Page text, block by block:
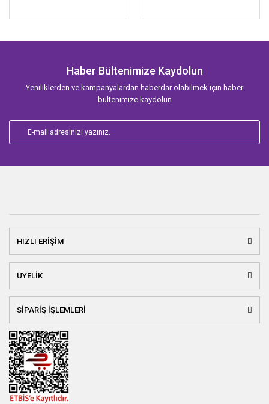
Haber Bültenimize Kaydolun
Yeniliklerden ve kampanyalardan haberdar olabilmek için haber
bültenimize kaydolun
HIZLI ERİŞİM
ÜYELİK
SİPARİŞ İŞLEMLERİ